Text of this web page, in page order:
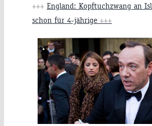
+++ England: Kopftuchzwang an
schon für 4-jährige +++